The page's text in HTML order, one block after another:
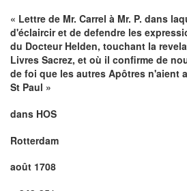
« Lettre de Mr. Carrel à Mr. P. dans
d'éclaircir et de defendre les
du Docteur Helden, touchant la
Livres Sacrez, et où il confirme de
de foi que les autres Apôtres n'aient
St Paul »
dans HOS
Rotterdam
août 1708